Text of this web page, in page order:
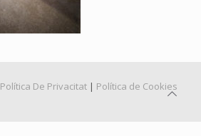
Política De Privacitat | Política de Cookies